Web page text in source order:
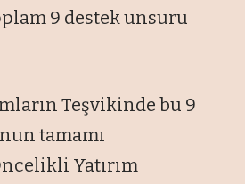
9 destek unsuru
Teşvikinde bu 9
tamamı
Yatırım